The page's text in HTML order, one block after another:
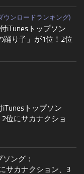
ウンロードランキング)
iTunesトップソン
踊り子」が1位！2位
iTunesトップソン
位にサカナクショ
ング：
サカナクション、3